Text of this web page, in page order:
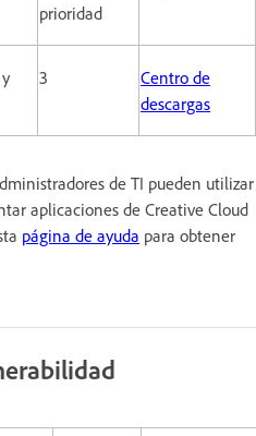
prioridad
3
Centro de
descargas
de TI pueden utilizar
aplicaciones de Creative Cloud
página de ayuda para obtener